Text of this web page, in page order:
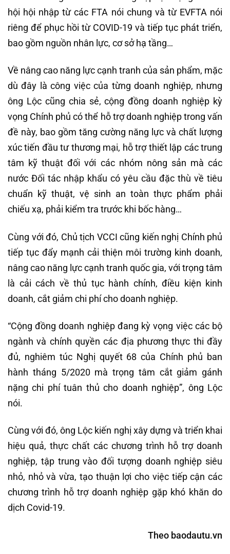
hội hội nhập từ các FTA nói chung và từ EVFTA nói
riêng để phục hồi từ COVID-19 và tiếp tục phát triển,
bao gồm nguồn nhân lực, cơ sở hạ tầng…
Về nâng cao năng lực cạnh tranh của sản phẩm, mặc
dù đây là công việc của từng doanh nghiệp, nhưng
ông Lộc cũng chia sẻ, cộng đồng doanh nghiệp kỳ
vọng Chính phủ có thể hỗ trợ doanh nghiệp trong vấn
đề này, bao gồm tăng cường năng lực và chất lượng
xúc tiến đầu tư thương mại, hỗ trợ thiết lập các trung
tâm kỹ thuật đối với các nhóm nông sản mà các
nước Đối tác nhập khẩu có yêu cầu đặc thù về tiêu
chuẩn kỹ thuật, vệ sinh an toàn thực phẩm phải
chiếu xạ, phải kiểm tra trước khi bốc hàng…
Cùng với đó, Chủ tịch VCCI cũng kiến nghị Chính phủ
tiếp tục đẩy mạnh cải thiện môi trường kinh doanh,
nâng cao năng lực cạnh tranh quốc gia, với trọng tâm
là cải cách về thủ tục hành chính, điều kiện kinh
doanh, cắt giảm chi phí cho doanh nghiệp.
“Cộng đồng doanh nghiệp đang kỳ vọng việc các bộ
ngành và chính quyền các địa phương thực thi đầy
đủ, nghiêm túc Nghị quyết 68 của Chính phủ ban
hành tháng 5/2020 mà trọng tâm cắt giảm gánh
nặng chi phí tuân thủ cho doanh nghiệp”, ông Lộc
nói.
Cùng với đó, ông Lộc kiến nghị xây dựng và triển khai
hiệu quả, thực chất các chương trình hỗ trợ doanh
nghiệp, tập trung vào đối tượng doanh nghiệp siêu
nhỏ, nhỏ và vừa, tạo thuận lợi cho việc tiếp cận các
chương trình hỗ trợ doanh nghiệp gặp khó khăn do
dịch Covid-19.
Theo baodautu.vn